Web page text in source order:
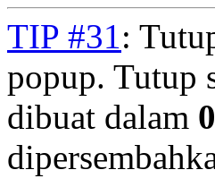
TIP #31:
popup. Tutup
dibuat dalam